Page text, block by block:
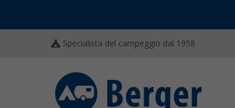
Specialista del campeggio dal 1958